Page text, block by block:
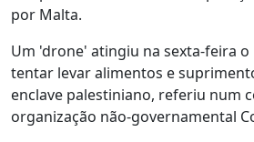
por Malta.
Um 'drone' atingiu na sexta-feira o
tentar levar alimentos e
enclave palestiniano, referiu num
organização não-governamental